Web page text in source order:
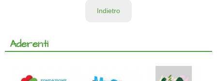
Indietro
Aderenti